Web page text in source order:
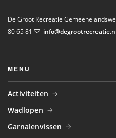
De Groot Recreatie
80 65 81
info@
MENU
Activiteiten
Wadlopen
Garnalenvissen